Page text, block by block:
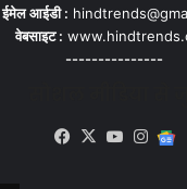
ईमेल आईडी :
वेबसाइट :
---------------
Facebook
X YouTube